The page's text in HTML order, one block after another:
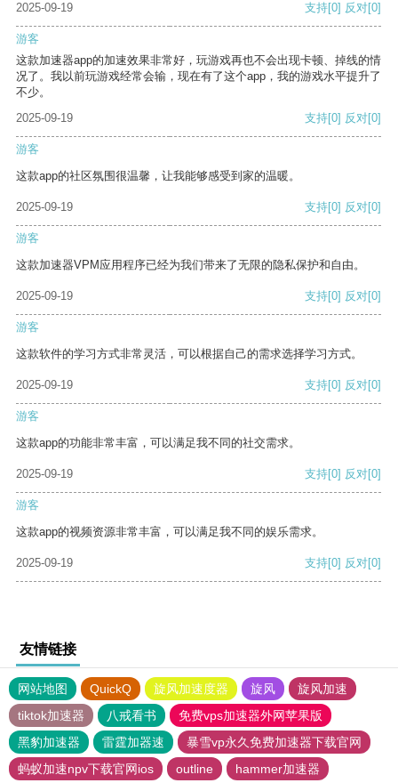
2025-09-19 支持[0] 反对[0]
游客
这款加速器app的加速效果非常好，玩游戏再也不会出现卡顿、掉线的情
况了。我以前玩游戏经常会输，现在有了这个app，我的游戏水平提升了
不少。
2025-09-19
支持[0] 反对[0]
游客
这款app的社区氛围很温馨，让我能够感受到家的温暖。
2025-09-19 支持[0] 反对[0]
游客
这款加速器VPM应用程序已经为我们带来了无限的隐私保护和自由。
2025-09-19 支持[0] 反对[0]
游客
这款软件的学习方式非常灵活，可以根据自己的需求选择学习方式。
2025-09-19 支持[0] 反对[0]
游客
这款app的功能非常丰富，可以满足我不同的社交需求。
2025-09-19 支持[0] 反对[0]
游客
这款app的视频资源非常丰富，可以满足我不同的娱乐需求。
2025-09-19 支持[0] 反对[0]
友情链接
网站地图 QuickQ 旋风加速度器 旋风
旋风加速
tiktok加速器
八戒看书
免费vps加速器外网苹果版
黑豹加速器
雷霆加器速
暴雪vp永久免费加速器下载官网
蚂蚁加速npv下载官网ios
outline hammer加速器